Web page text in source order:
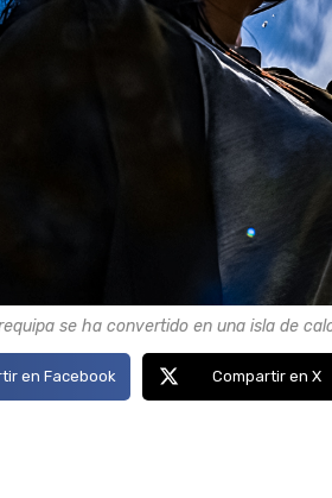
se ha convertido en una isla de
en Facebook Compartir en X